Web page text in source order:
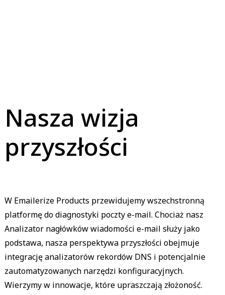
Nasza wizja
przyszłości
W Emailerize Products przewidujemy wszechstronną
platformę do diagnostyki poczty e-mail. Chociaż nasz
Analizator nagłówków wiadomości e-mail służy jako
podstawa, nasza perspektywa przyszłości obejmuje
integrację analizatorów rekordów DNS i potencjalnie
zautomatyzowanych narzędzi konfiguracyjnych.
Wierzymy w innowacje, które upraszczają złożoność.